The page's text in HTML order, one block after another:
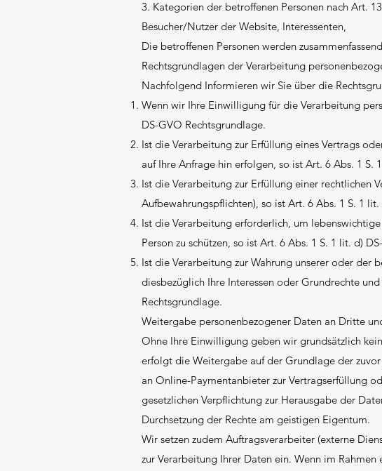
3. Kategorien der betroffenen Personen nach Art.
Besucher/Nutzer der Website, Interessenten,
Die betroffenen Personen werden
Rechtsgrundlagen der Verarbeitung
Nachfolgend Informieren wir Sie über die
Wenn wir Ihre Einwilligung für die Verarbeitung
DS-GVO Rechtsgrundlage.
Ist die Verarbeitung zur Erfüllung eines Vertrags
auf Ihre Anfrage hin erfolgen, so ist Art. 6 Abs. 1 S.
Ist die Verarbeitung zur Erfüllung einer rechtlichen
Aufbewahrungspflichten), so ist Art. 6 Abs. 1 S. 1
Ist die Verarbeitung erforderlich, um
Person zu schützen, so ist Art. 6 Abs. 1 S. 1 lit. d)
Ist die Verarbeitung zur Wahrung unserer oder der
diesbezüglich Ihre Interessen oder Grundrechte
Rechtsgrundlage.
Weitergabe personenbezogener Daten an Dritte
Ohne Ihre Einwilligung geben wir grundsätzlich
erfolgt die Weitergabe auf der Grundlage der
an Online-Paymentanbieter zur Vertragserfüllung
gesetzlichen Verpflichtung zur Herausgabe der
Durchsetzung der Rechte am geistigen Eigentum.
Wir setzen zudem Auftragsverarbeiter (externe
zur Verarbeitung Ihrer Daten ein. Wenn im